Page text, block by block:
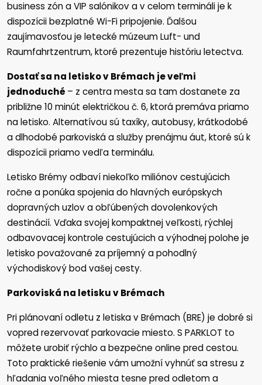
business zón a VIP salónikov a v celom termináli je k
dispozícii bezplatné Wi-Fi pripojenie. Ďalšou
zaujímavosťou je letecké múzeum Luft- und
Raumfahrtzentrum, ktoré prezentuje históriu letectva.
Dostať sa na letisko v Brémach je veľmi
jednoduché – z centra mesta sa tam dostanete za
približne 10 minút električkou č. 6, ktorá premáva priamo
na letisko. Alternatívou sú taxíky, autobusy, krátkodobé
a dlhodobé parkoviská a služby prenájmu áut, ktoré sú k
dispozícii priamo vedľa terminálu.
Letisko Brémy odbaví niekoľko miliónov cestujúcich
ročne a ponúka spojenia do hlavných európskych
dopravných uzlov a obľúbených dovolenkových
destinácií. Vďaka svojej kompaktnej veľkosti, rýchlej
odbavovacej kontrole cestujúcich a výhodnej polohe je
letisko považované za príjemný a pohodlný
východiskový bod vašej cesty.
Parkoviská na letisku v Brémach
Pri plánovaní odletu z letiska v Brémach (BRE) je dobré si
vopred rezervovať parkovacie miesto. S PARKLOT to
môžete urobiť rýchlo a bezpečne online pred cestou.
Toto praktické riešenie vám umožní vyhnúť sa stresu z
hľadania voľného miesta tesne pred odletom a